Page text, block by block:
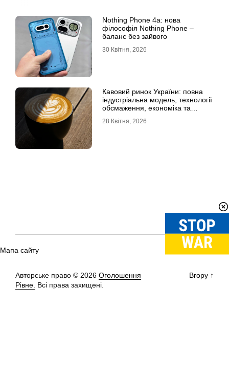
Nothing Phone 4a: нова
філософія Nothing Phone –
баланс без зайвого
30 Квітня, 2026
Кавовий ринок України: повна
індустріальна модель, технології
обсмаження, економіка та
28 Квітня, 2026
Мапа сайту
Авторське право © 2026 Оголошення
Рівне. Всі права захищені.
Вгору ↑